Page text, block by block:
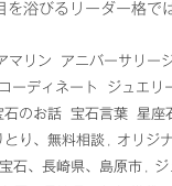
を浴びるリーダー格で
マリン アニバーサリー
ーディネート ジュエリ
石のお話 宝石言葉 星座
り、無料相談
オリジ
石、長崎県、島原市
ジ